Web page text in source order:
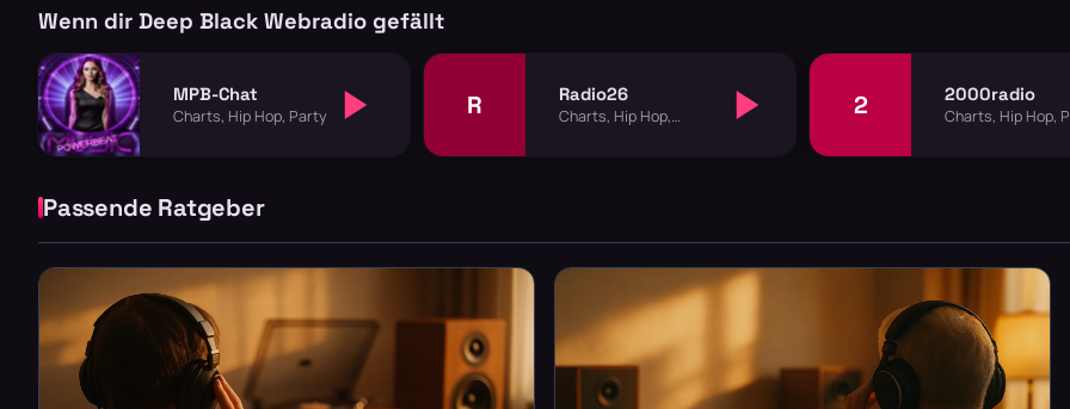
Wenn dir Deep Black Webradio gefällt
MPB-Chat
Charts, Hip Hop, Party R Radio26
Charts, Hip Hop,
2 2000radio
Charts, Hip Hop,
Passende Ratgeber